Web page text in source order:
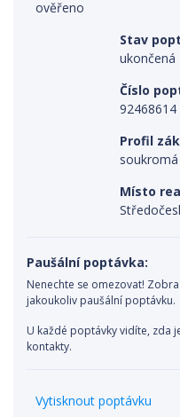
Stav
ukončená
Číslo
92468614
Profil
Místo
Paušální poptávka:
Nenechte se omezovat!
jakoukoliv paušální poptávku.
U každé poptávky vidíte, zda
kontakty.
Vytisknout poptávku